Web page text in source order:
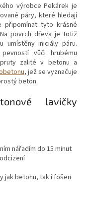
výrobce Pekárek je
páry, které hledají
připomínat tyto krásné
povrch dřeva je totiž
umístěny iniciály páru.
vůči hrubému
zalité v betonu a
, jež se vyznačuje
beton.
lavičky
nářadím do 15 minut
jak betonu, tak i fošen